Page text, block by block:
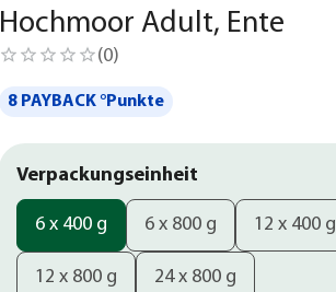
Hochmoor Adult, Ente
(0)
8 PAYBACK °Punkte
Verpackungseinheit
6 x 400 g 6 x 800 g 12 x 400 g
12 x 800 g 24 x 800 g